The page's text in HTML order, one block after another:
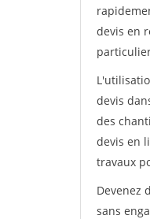
devis en
devis
des
devis en
travaux
Devenez
sans